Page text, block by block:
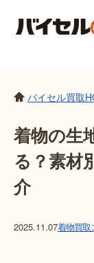
バイセル買取
着物の生
る？素材
介
2025.11.07着物買取